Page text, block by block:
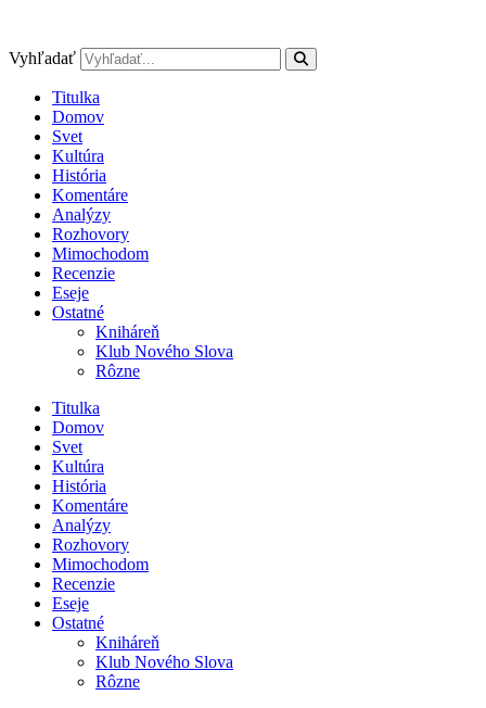
obsah
Vyhľadať
Titulka
Domov
Svet
Kultúra
História
Komentáre
Analýzy
Rozhovory
Mimochodom
Recenzie
Eseje
Ostatné
Kniháreň
Klub Nového Slova
Rôzne
Titulka
Domov
Svet
Kultúra
História
Komentáre
Analýzy
Rozhovory
Mimochodom
Recenzie
Eseje
Ostatné
Kniháreň
Klub Nového Slova
Rôzne